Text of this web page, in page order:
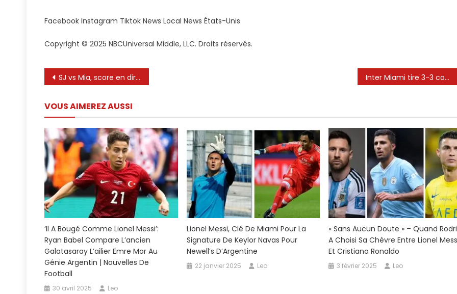
Fans
Voir
José
Paypal
–
Télémundo
Area
De
La
Bahía
48
Facebook Instagram Tiktok News Local News États-Unis
Copyright © 2025 NBCUniversal Middle, LLC. Droits réservés.
Navigation
l’article
SJ vs Mia, score en direct: l’accès à Allende dessine le niveau arrière de Lionel Messi avec San Jose Inter Miami tire 3-3 contre les tremblements de terre de San Jose alors que les frustrations de Lionel Messi évoluent
VOUS AIMEREZ AUSSI
‘Il A Bougé Comme Lionel Messi’:
Ryan Babel Compare L’ancien
Galatasaray L’ailier Emre Mor Au
Génie Argentin | Nouvelles De
Football
30 avril 2025 Leo
Lionel Messi, Clé De Miami Pour La
Signature De Keylor Navas Pour
Newell’s D’Argentine
22 janvier 2025 Leo
« Sans Aucun Doute » – Quand Rodri
A Choisi Sa Chèvre Entre Lionel
Et Cristiano Ronaldo
3 février 2025 Leo